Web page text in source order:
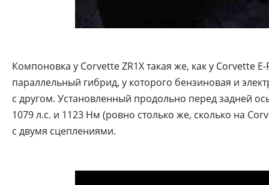
Компоновка у Corvette ZR1X такая же, как у Corvette
параллельный гибрид, у которого бензиновая и
с другом. Установленный продольно перед задней
1079 л.с. и 1123 Нм (ровно столько же, сколько на
с двумя сцеплениями.